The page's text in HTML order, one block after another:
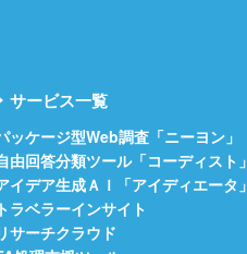
サービス一覧
ッケージ型Web調査「ニーヨン」
由回答分類ツール「コーディスト」
イデア生成ＡＩ「アイディエータ」
トラベラーインサイト
サーチクラウド